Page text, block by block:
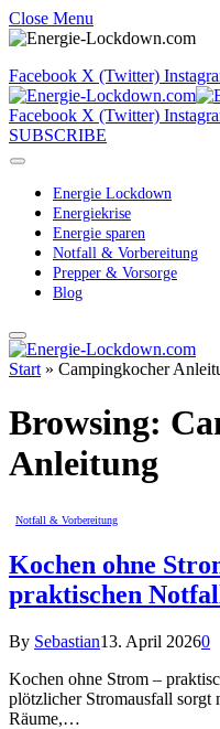
Close Menu
Facebook X (Twitter)
Facebook X (Twitter)
SUBSCRIBE
Energie Lockdown
Energiekrise
Energie sparen
Notfall & Vorbereitung
Prepper & Vorsorge
Blog
Start » Campingkocher
Browsing:
Anleitung
Notfall & Vorbereitung
Kochen ohne
praktischen
By Sebastian13. April 20260
Kochen ohne Strom –
plötzlicher Stromausfall
Räume,…